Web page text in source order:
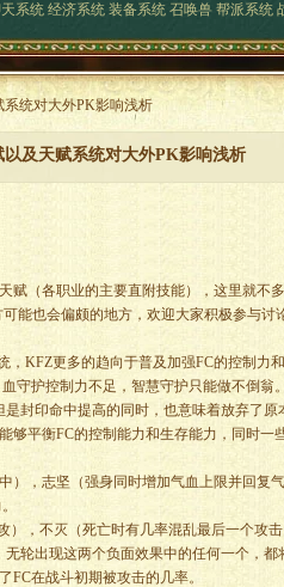
系统 经济系统 装备系统 召唤兽 帮派系统
统对大外PK影响浅析
以及天赋系统对大外PK影响浅析
（各职业的主要直附技能），这里就不
能也会偏颇的地方，欢迎大家积极参与讨
KFZ更多的趋向于普及加强FC的控制力
守护控制力不足，智慧守护只能做不倒翁
封印命中提高的同时，也意味着放弃了
够平衡FC的控制能力和生存能力，同时一
，志坚（强身同时增加气血上限并回复
，不灭（死亡时有几率混乱最后一个攻
轮出现这两个负面效果中的任何一个，
在战斗初期被攻击的几率。